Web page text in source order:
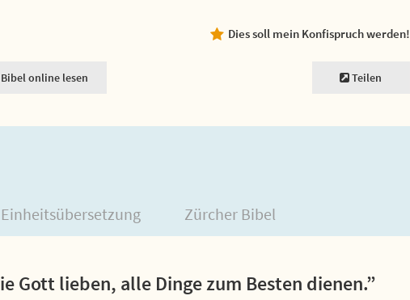
Dies soll mein Konfispruch werden!
online lesen Teilen
Einheitsübersetzung Zürcher Bibel
Gott lieben, alle Dinge zum Besten dienen.”